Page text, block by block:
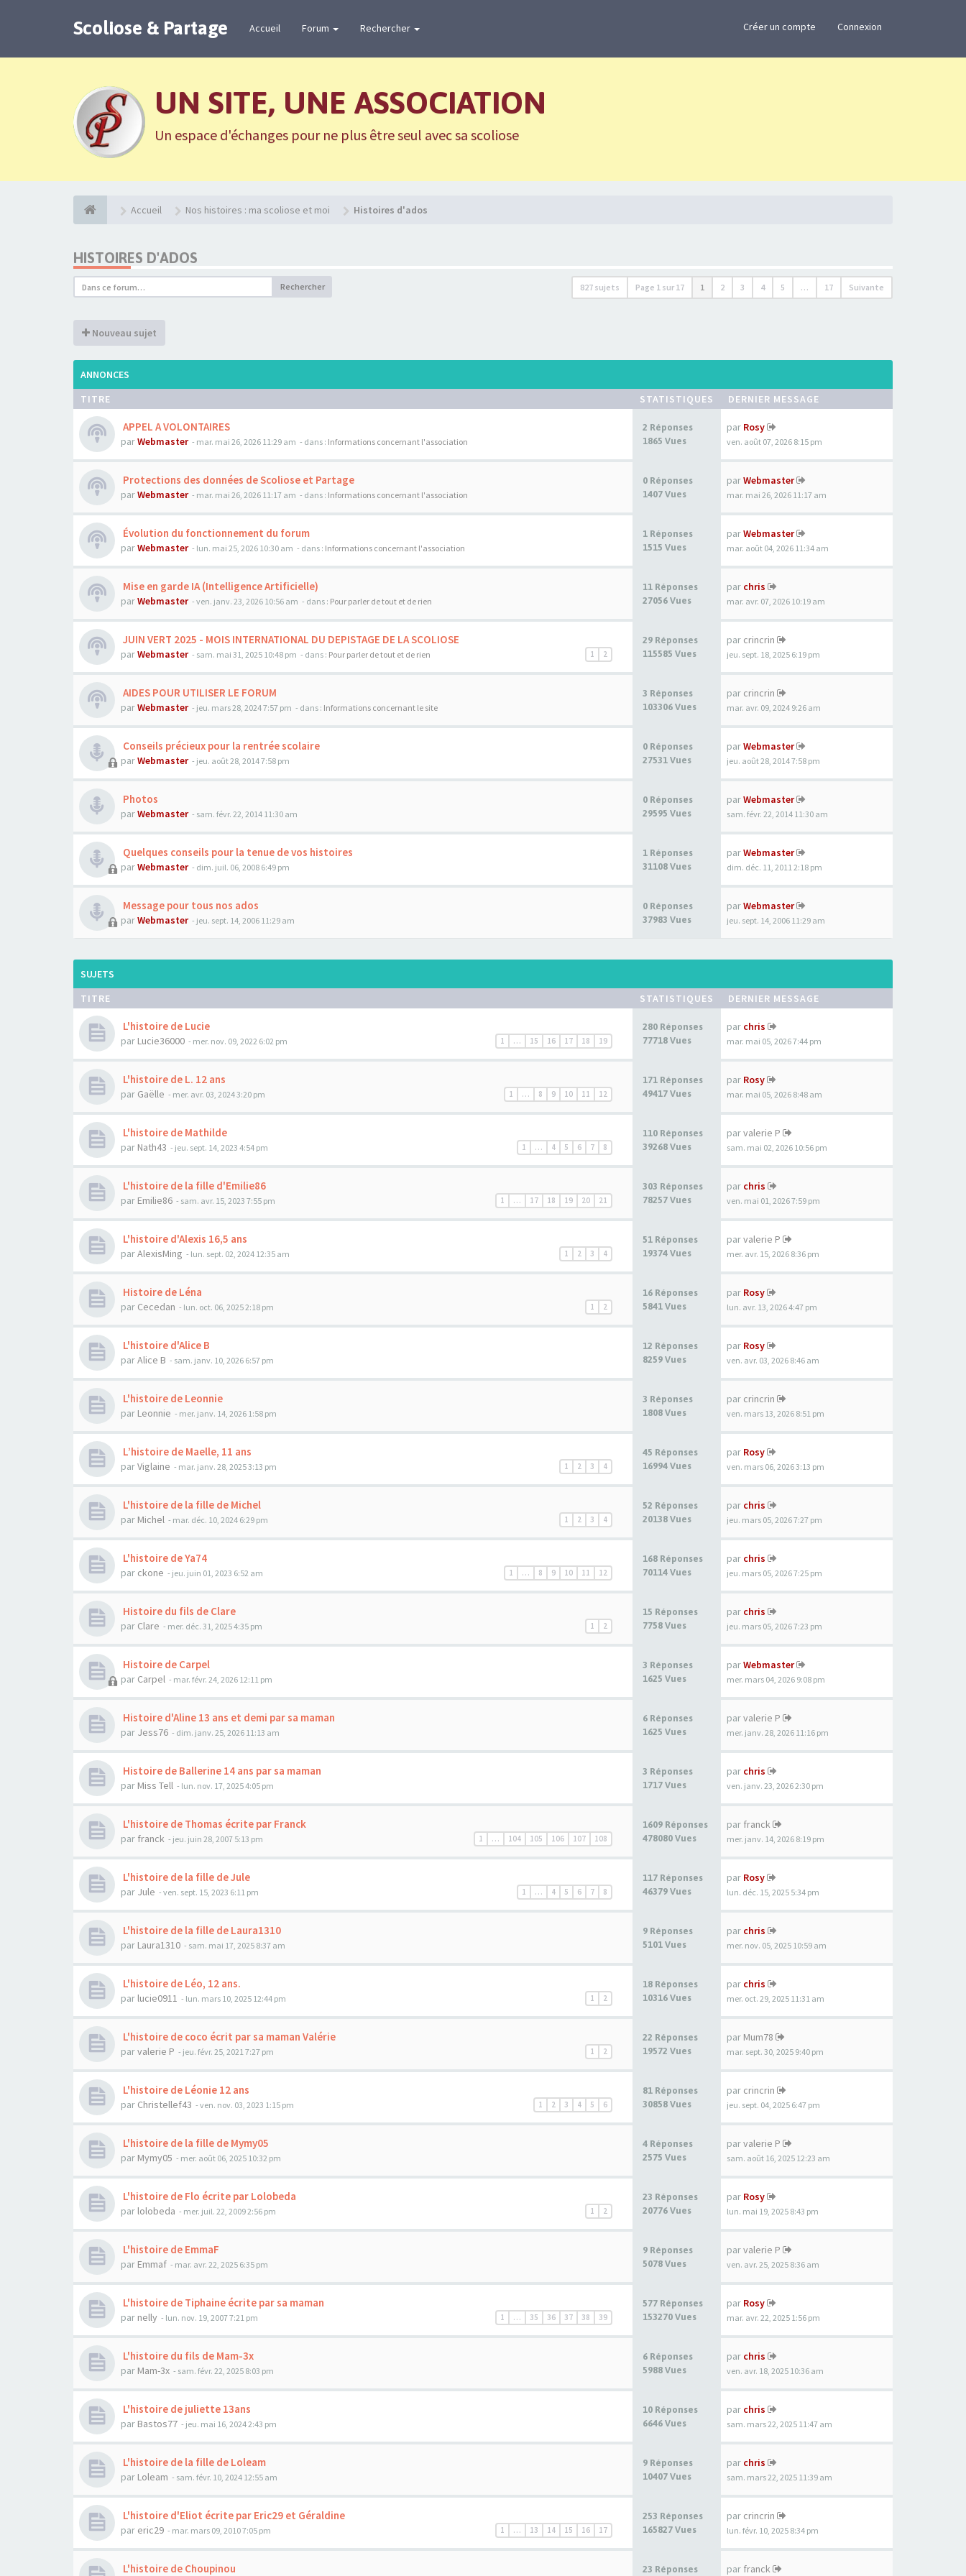
Scoliose & Partage Accueil Forum Rechercher Créer un compte Connexion
UN SITE, UNE ASSOCIATION
Un espace d'échanges pour ne plus être seul avec sa scoliose
Accueil Nos histoires : ma scoliose et moi Histoires d'ados
HISTOIRES D'ADOS
Rechercher 827 sujets Page 1 sur 17 1 2 3 4 5 … 17 Suivante
Nouveau sujet
ANNONCES
TITRE
STATISTIQUES DERNIER MESSAGE
APPEL A VOLONTAIRES
parWebmaster - mar. mai 26, 2026 11:29 am - dans : Informations concernant l'association
2 Réponses
1865 Vues
par Rosy
ven. août 07, 2026 8:15 pm
Protections des données de Scoliose et Partage
parWebmaster - mar. mai 26, 2026 11:17 am - dans : Informations concernant l'association
0 Réponses
1407 Vues
parWebmaster
mar. mai 26, 2026 11:17 am
Évolution du fonctionnement du forum
parWebmaster - lun. mai 25, 2026 10:30 am - dans : Informations concernant l'association
1 Réponses
1515 Vues
parWebmaster
mar. août 04, 2026 11:34 am
Mise en garde IA (Intelligence Artificielle)
parWebmaster - ven. janv. 23, 2026 10:56 am - dans : Pour parler de tout et de rien
11 Réponses
27056 Vues
par chris
mar. avr. 07, 2026 10:19 am
JUIN VERT 2025 - MOIS INTERNATIONAL DU DEPISTAGE DE LA SCOLIOSE
1 2
parWebmaster - sam. mai 31, 2025 10:48 pm - dans : Pour parler de tout et de rien
29 Réponses
115585 Vues
par crincrin
jeu. sept. 18, 2025 6:19 pm
AIDES POUR UTILISER LE FORUM
parWebmaster - jeu. mars 28, 2024 7:57 pm - dans : Informations concernant le site
3 Réponses
103306 Vues
par crincrin
mar. avr. 09, 2024 9:26 am
Conseils précieux pour la rentrée scolaire
parWebmaster - jeu. août 28, 2014 7:58 pm
0 Réponses
27531 Vues
parWebmaster
jeu. août 28, 2014 7:58 pm
Photos
parWebmaster - sam. févr. 22, 2014 11:30 am
0 Réponses
29595 Vues
parWebmaster
sam. févr. 22, 2014 11:30 am
Quelques conseils pour la tenue de vos histoires
parWebmaster - dim. juil. 06, 2008 6:49 pm
1 Réponses
31108 Vues
parWebmaster
dim. déc. 11, 2011 2:18 pm
Message pour tous nos ados
parWebmaster - jeu. sept. 14, 2006 11:29 am
0 Réponses
37983 Vues
parWebmaster
jeu. sept. 14, 2006 11:29 am
SUJETS
TITRE
STATISTIQUES DERNIER MESSAGE
L'histoire de Lucie
1 … 15 16 17 18 19
par Lucie36000 - mer. nov. 09, 2022 6:02 pm
280 Réponses
77718 Vues
par chris
mar. mai 05, 2026 7:44 pm
L'histoire de L. 12 ans
1 … 8 9 10 11 12
par Gaëlle - mer. avr. 03, 2024 3:20 pm
171 Réponses
49417 Vues
par Rosy
mar. mai 05, 2026 8:48 am
L'histoire de Mathilde
1 … 4 5 6 7 8
par Nath43 - jeu. sept. 14, 2023 4:54 pm
110 Réponses
39268 Vues
parvalerie P
sam. mai 02, 2026 10:56 pm
L'histoire de la fille d'Emilie86
1 … 17 18 19 20 21
par Emilie86 - sam. avr. 15, 2023 7:55 pm
303 Réponses
78257 Vues
par chris
ven. mai 01, 2026 7:59 pm
L'histoire d'Alexis 16,5 ans
1 2 3 4
parAlexisMing - lun. sept. 02, 2024 12:35 am
51 Réponses
19374 Vues
parvalerie P
mer. avr. 15, 2026 8:36 pm
Histoire de Léna
1 2
par Cecedan - lun. oct. 06, 2025 2:18 pm
16 Réponses
5841 Vues
par Rosy
lun. avr. 13, 2026 4:47 pm
L'histoire d'Alice B
parAlice B - sam. janv. 10, 2026 6:57 pm
12 Réponses
8259 Vues
par Rosy
ven. avr. 03, 2026 8:46 am
L'histoire de Leonnie
par Leonnie - mer. janv. 14, 2026 1:58 pm
3 Réponses
1808 Vues
par crincrin
ven. mars 13, 2026 8:51 pm
L’histoire de Maelle, 11 ans
1 2 3 4
parViglaine - mar. janv. 28, 2025 3:13 pm
45 Réponses
16994 Vues
par Rosy
ven. mars 06, 2026 3:13 pm
L'histoire de la fille de Michel
1 2 3 4
par Michel - mar. déc. 10, 2024 6:29 pm
52 Réponses
20138 Vues
par chris
jeu. mars 05, 2026 7:27 pm
L'histoire de Ya74
1 … 8 9 10 11 12
par ckone - jeu. juin 01, 2023 6:52 am
168 Réponses
70114 Vues
par chris
jeu. mars 05, 2026 7:25 pm
Histoire du fils de Clare
1 2
par Clare - mer. déc. 31, 2025 4:35 pm
15 Réponses
7758 Vues
par chris
jeu. mars 05, 2026 7:23 pm
Histoire de Carpel
par Carpel - mar. févr. 24, 2026 12:11 pm
3 Réponses
1625 Vues
parWebmaster
mer. mars 04, 2026 9:08 pm
Histoire d'Aline 13 ans et demi par sa maman
par Jess76 - dim. janv. 25, 2026 11:13 am
6 Réponses
1625 Vues
parvalerie P
mer. janv. 28, 2026 11:16 pm
Histoire de Ballerine 14 ans par sa maman
par Miss Tell - lun. nov. 17, 2025 4:05 pm
3 Réponses
1717 Vues
par chris
ven. janv. 23, 2026 2:30 pm
L'histoire de Thomas écrite par Franck
1 … 104 105 106 107 108
par franck - jeu. juin 28, 2007 5:13 pm
1609 Réponses
478080 Vues
par franck
mer. janv. 14, 2026 8:19 pm
L'histoire de la fille de Jule
1 … 4 5 6 7 8
par Jule - ven. sept. 15, 2023 6:11 pm
117 Réponses
46379 Vues
par Rosy
lun. déc. 15, 2025 5:34 pm
L'histoire de la fille de Laura1310
par Laura1310 - sam. mai 17, 2025 8:37 am
9 Réponses
5101 Vues
par chris
mer. nov. 05, 2025 10:59 am
L'histoire de Léo, 12 ans.
1 2
par lucie0911 - lun. mars 10, 2025 12:44 pm
18 Réponses
10316 Vues
par chris
mer. oct. 29, 2025 11:31 am
L'histoire de coco écrit par sa maman Valérie
1 2
parvalerie P - jeu. févr. 25, 2021 7:27 pm
22 Réponses
19572 Vues
par Mum78
mar. sept. 30, 2025 9:40 pm
L'histoire de Léonie 12 ans
1 2 3 4 5 6
par Christellef43 - ven. nov. 03, 2023 1:15 pm
81 Réponses
30858 Vues
par crincrin
jeu. sept. 04, 2025 6:47 pm
L'histoire de la fille de Mymy05
par Mymy05 - mer. août 06, 2025 10:32 pm
4 Réponses
2575 Vues
parvalerie P
sam. août 16, 2025 12:23 am
L'histoire de Flo écrite par Lolobeda
1 2
par lolobeda - mer. juil. 22, 2009 2:56 pm
23 Réponses
20776 Vues
par Rosy
lun. mai 19, 2025 8:43 pm
L'histoire de EmmaF
par Emmaf - mar. avr. 22, 2025 6:35 pm
9 Réponses
5078 Vues
parvalerie P
ven. avr. 25, 2025 8:36 am
L'histoire de Tiphaine écrite par sa maman
1 … 35 36 37 38 39
par nelly - lun. nov. 19, 2007 7:21 pm
577 Réponses
153270 Vues
par Rosy
mar. avr. 22, 2025 1:56 pm
L'histoire du fils de Mam-3x
par Mam-3x - sam. févr. 22, 2025 8:03 pm
6 Réponses
5988 Vues
par chris
ven. avr. 18, 2025 10:36 am
L'histoire de juliette 13ans
par Bastos77 - jeu. mai 16, 2024 2:43 pm
10 Réponses
6646 Vues
par chris
sam. mars 22, 2025 11:47 am
L'histoire de la fille de Loleam
par Loleam - sam. févr. 10, 2024 12:55 am
9 Réponses
10407 Vues
par chris
sam. mars 22, 2025 11:39 am
L'histoire d'Eliot écrite par Eric29 et Géraldine
1 … 13 14 15 16 17
par eric29 - mar. mars 09, 2010 7:05 pm
253 Réponses
165827 Vues
par crincrin
lun. févr. 10, 2025 8:34 pm
L'histoire de Choupinou 23 Réponses par franck